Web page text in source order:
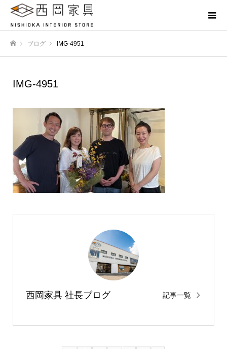
ブログ IMG-4951
IMG-4951
西岡家具 社長ブログ 記事一覧